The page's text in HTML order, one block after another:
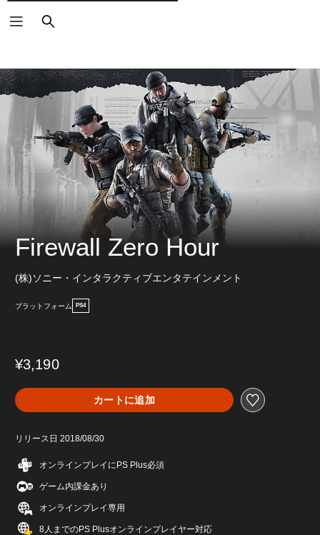
検
索
Firewall Zero Hour
(株)ソニー・インタラクティブエンタテインメント
プラットフォーム PS4
¥3,190
カートに追加
リリース日 2018/08/30
オンラインプレイにPS Plus必須
ゲーム内課金あり
オンラインプレイ専用
8人までのPS Plusオンラインプレイヤー対応